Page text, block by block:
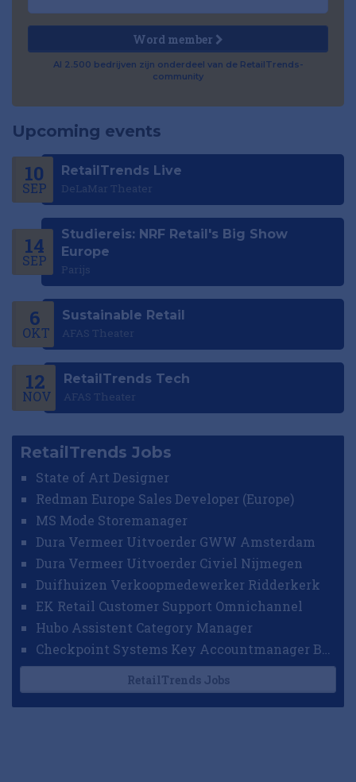
Word member
Al 2.500 bedrijven zijn onderdeel van de RetailTrends-
community
Upcoming events
10
SEP
RetailTrends Live
DeLaMar Theater
14
SEP
Studiereis: NRF Retail's Big Show
Europe
Parijs
6
OKT
Sustainable Retail
AFAS Theater
12
NOV
RetailTrends Tech
AFAS Theater
RetailTrends Jobs
State of Art Designer
Redman Europe Sales Developer (Europe)
MS Mode Storemanager
Dura Vermeer Uitvoerder GWW Amsterdam
Dura Vermeer Uitvoerder Civiel Nijmegen
Duifhuizen Verkoopmedewerker Ridderkerk
EK Retail Customer Support Omnichannel
Hubo Assistent Category Manager
RetailTrends Jobs